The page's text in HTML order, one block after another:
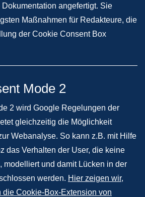
angefertigt. Sie
Maßnahmen für Redakteure, die
der Cookie Consent Box
Mode 2
2 wird Google Regelungen der
gleichzeitig die Möglichkeit
Webanalyse. So kann z.B. mit Hilfe
das Verhalten der User, die keine
modelliert und damit Lücken in der
werden. Hier zeigen wir,
die Cookie-Box-Extension von